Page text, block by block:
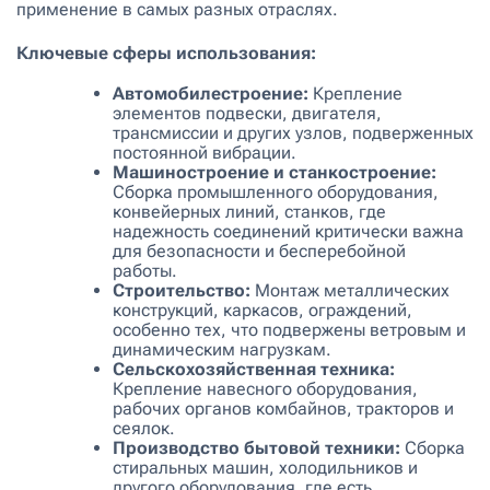
применение в самых разных отраслях.
Ключевые сферы использования:
Автомобилестроение: Крепление
элементов подвески, двигателя,
трансмиссии и других узлов, подверженных
постоянной вибрации.
Машиностроение и станкостроение:
Сборка промышленного оборудования,
конвейерных линий, станков, где
надежность соединений критически важна
для безопасности и бесперебойной
работы.
Строительство: Монтаж металлических
конструкций, каркасов, ограждений,
особенно тех, что подвержены ветровым и
динамическим нагрузкам.
Сельскохозяйственная техника:
Крепление навесного оборудования,
рабочих органов комбайнов, тракторов и
сеялок.
Производство бытовой техники: Сборка
стиральных машин, холодильников и